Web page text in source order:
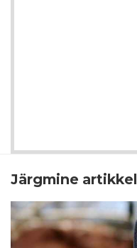
Järgmine artikkel